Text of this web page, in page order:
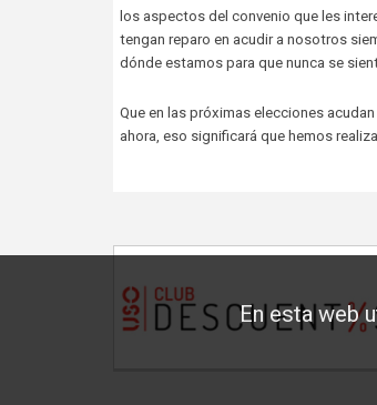
En esta web
los aspectos del convenio que les
tengan reparo en acudir a nosotros
dónde estamos para que nunca se
Que en las próximas elecciones
ahora, eso significará que hemos